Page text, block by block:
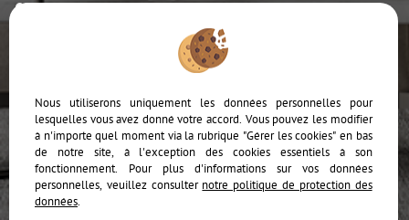
Notre barème d'honoraires
Accès Propriétaire
Nous utiliserons uniquement les données personnelles pour
lesquelles vous avez donné votre accord. Vous pouvez les modifier
à n'importe quel moment via la rubrique "Gérer les cookies" en bas
de notre site, à l'exception des cookies essentiels à son
fonctionnement. Pour plus d'informations sur vos données
personnelles, veuillez consulter notre politique de protection des
données.